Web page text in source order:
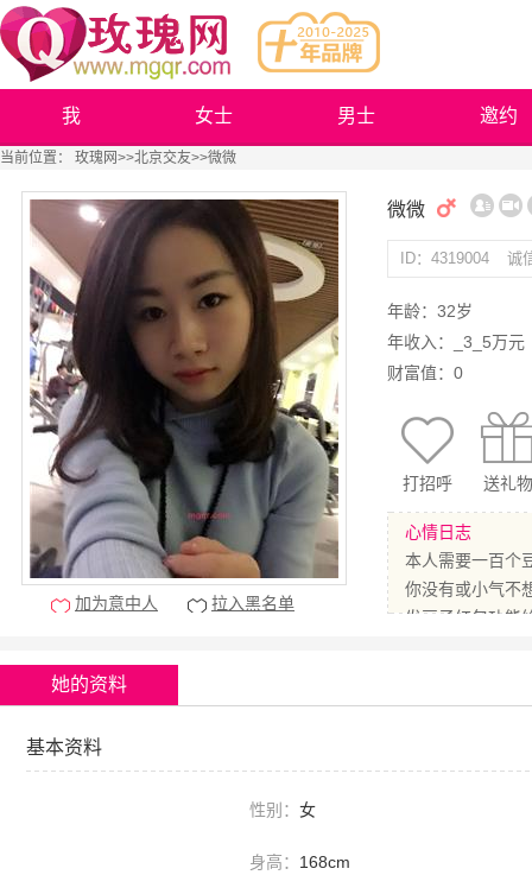
我 女士 男士 邀约
当前位置： 玫瑰网>>北京交友>>微微
微微
ID：4319004 诚
年龄：32岁
年收入：_3_5万元
财富值：0
打招呼 送礼物
心情日志
本人需要一百个
你没有或小气不
发豆子红包功能
加为意中人 拉入黑名单
她的资料
基本资料
性别： 女
身高： 168cm